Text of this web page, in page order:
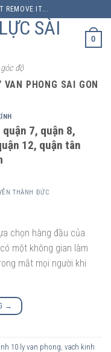
REMOVE IT...
SÀI
độ
0
PHONG SAI GON
7, quận 8,
12, quận tân
THÀNH ĐỨC
chọn hàng đầu của
một không gian làm
mắt mọi người khi
→
10 ly van phong vach kinh